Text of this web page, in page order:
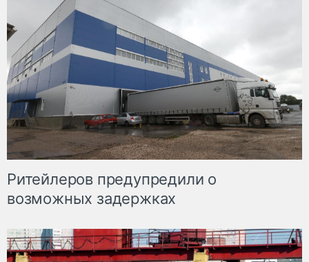
Ритейлеров предупредили о
возможных задержках